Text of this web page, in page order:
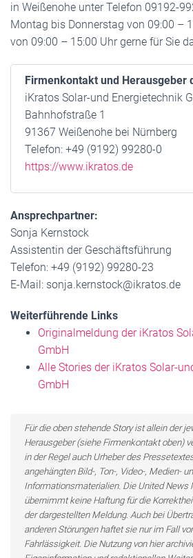
in Weißenohe unter Telefon 09192-
Montag bis Donnerstag von 09:00 –
von 09:00 – 15:00 Uhr gerne für Sie
Firmenkontakt und Herausgeber
iKratos Solar-und Energietechnik
Bahnhofstraße 1
91367 Weißenohe bei Nürnberg
Telefon: +49 (9192) 99280-0
https://www.ikratos.de
Ansprechpartner:
Sonja Kernstock
Assistentin der Geschäftsführung
Telefon: +49 (9192) 99280-23
E-Mail: sonja.kernstock@ikratos.de
Weiterführende Links
Originalmeldung der iKratos
GmbH
Alle Stories der iKratos Solar-
GmbH
Für die oben stehende Story ist allein der
Herausgeber (siehe Firmenkontakt oben)
in der Regel auch Urheber des
angehängten Bild-, Ton-, Video-, Medien-
Informationsmaterialien. Die United News
übernimmt keine Haftung für die
der dargestellten Meldung. Auch bei
anderen Störungen haftet sie nur im Fall
Fahrlässigkeit. Die Nutzung von hier